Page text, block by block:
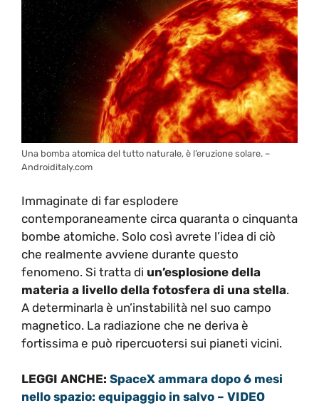
Una bomba atomica del tutto naturale, è l’eruzione solare. –
Androiditaly.com
Immaginate di far esplodere
contemporaneamente circa quaranta o cinquanta
bombe atomiche. Solo così avrete l’idea di ciò
che realmente avviene durante questo
fenomeno. Si tratta di un’esplosione della
materia a livello della fotosfera di una stella.
A determinarla è un’instabilità nel suo campo
magnetico. La radiazione che ne deriva è
fortissima e può ripercuotersi sui pianeti vicini.
LEGGI ANCHE: SpaceX ammara dopo 6 mesi
nello spazio: equipaggio in salvo – VIDEO